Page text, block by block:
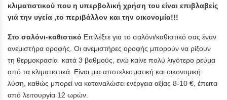
κλιματιστικού που η υπερβολική χρήση του είναι επιβλαβείς
γιά την υγεία ,το περιβάλλον και την οικονομία!!!
Στο σαλόνι-καθιστικό Επιλέξτε για το σαλόνι/καθιστικό σας έναν
ανεμιστήρα οροφής. Οι ανεμιστήρες οροφής μπορούν να ρίξουν
τη θερμοκρασία κατά 3 βαθμούς, ενώ καίνε πολύ λιγότερο ρεύμα
από τα κλιματιστικά. Είναι μια αποτελεσματική και οικονομική
λύση, καθώς μπορεί να καταναλώσει ενέργεια αξίας 8-10 €, έπειτα
από λειτουργία 12 ωρών.